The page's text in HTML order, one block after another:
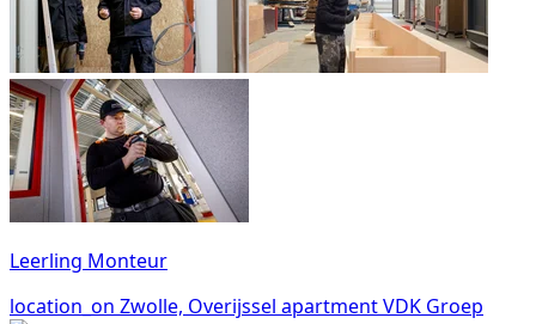
Leerling Monteur
location_on Zwolle, Overijssel apartmentVDK Groep